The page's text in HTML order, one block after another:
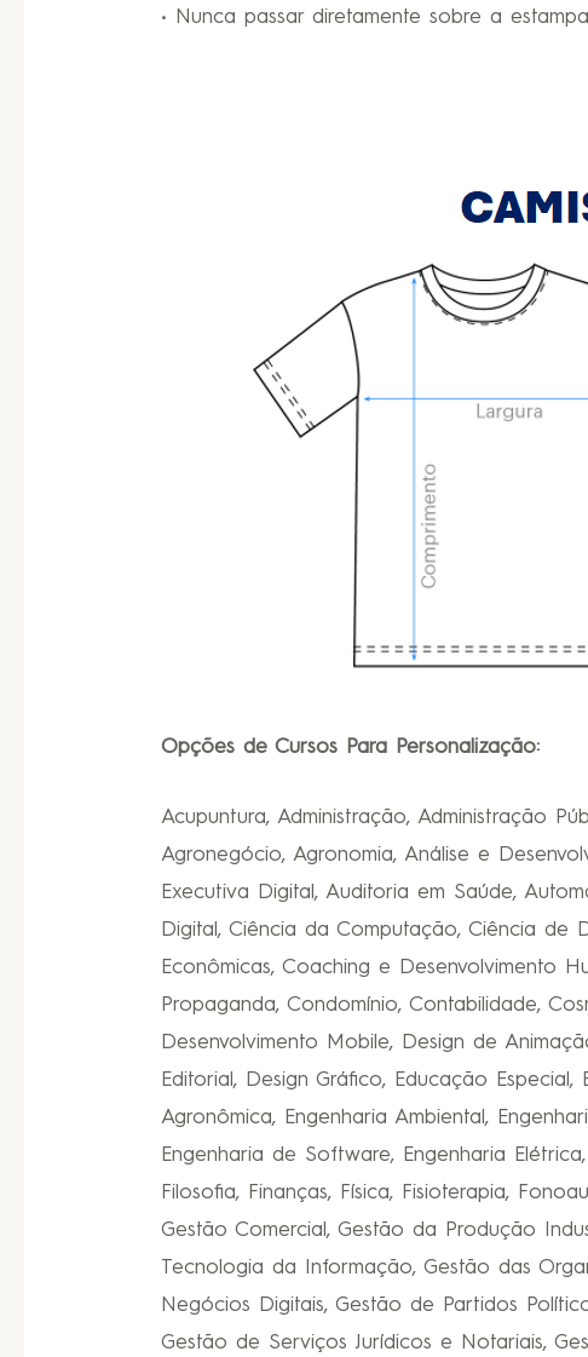
• Nunca passar diretamente sobre a
Opções de Cursos Para Personalização:
Acupuntura, Administração, Administração
Agronegócio, Agronomia, Análise e
Executiva Digital, Auditoria em Saúde,
Digital, Ciência da Computação, Ciência de
Econômicas, Coaching e Desenvolvimento
Propaganda, Condomínio, Contabilidade,
Desenvolvimento Mobile, Design de
Editorial, Design Gráfico, Educação
Agronômica, Engenharia Ambiental,
Engenharia de Software, Engenharia
Filosofia, Finanças, Física, Fisioterapia,
Gestão Comercial, Gestão da Produção
Tecnologia da Informação, Gestão das
Negócios Digitais, Gestão de Partidos
Gestão de Serviços Jurídicos e Notariais,